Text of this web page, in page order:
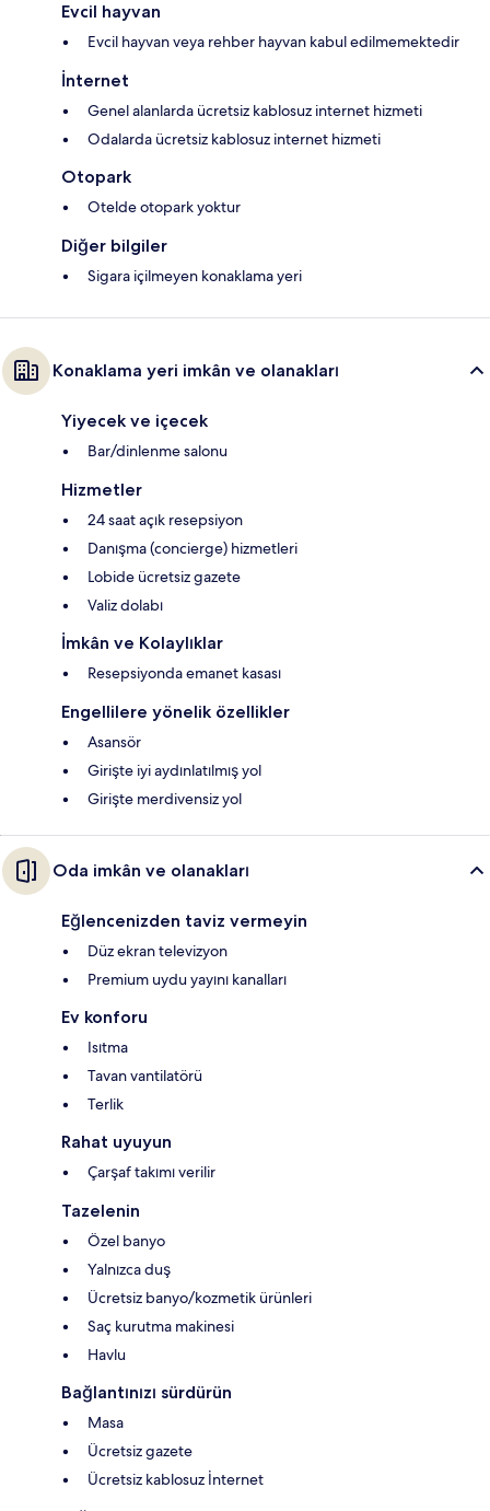
Evcil hayvan
Evcil hayvan veya rehber hayvan kabul edilmemektedir
İnternet
Genel alanlarda ücretsiz kablosuz internet hizmeti
Odalarda ücretsiz kablosuz internet hizmeti
Otopark
Otelde otopark yoktur
Diğer bilgiler
Sigara içilmeyen konaklama yeri
Konaklama yeri imkân ve olanakları
Yiyecek ve içecek
Bar/dinlenme salonu
Hizmetler
24 saat açık resepsiyon
Danışma (concierge) hizmetleri
Lobide ücretsiz gazete
Valiz dolabı
İmkân ve Kolaylıklar
Resepsiyonda emanet kasası
Engellilere yönelik özellikler
Asansör
Girişte iyi aydınlatılmış yol
Girişte merdivensiz yol
Oda imkân ve olanakları
Eğlencenizden taviz vermeyin
Düz ekran televizyon
Premium uydu yayını kanalları
Ev konforu
Isıtma
Tavan vantilatörü
Terlik
Rahat uyuyun
Çarşaf takımı verilir
Tazelenin
Özel banyo
Yalnızca duş
Ücretsiz banyo/kozmetik ürünleri
Saç kurutma makinesi
Havlu
Bağlantınızı sürdürün
Masa
Ücretsiz gazete
Ücretsiz kablosuz İnternet